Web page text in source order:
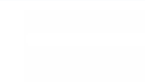
Patek Philippe